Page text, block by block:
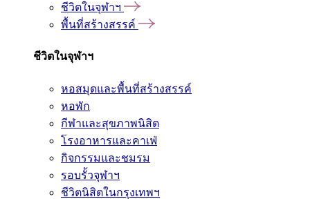
ชีวิตในจุฬาฯ
พื้นที่สร้างสรรค์
ชีวิตในจุฬาฯ
หอสมุดและพื้นที่สร้างสรรค์
หอพัก
กีฬาและสุขภาพนิสิต
โรงอาหารและคาเฟ่
กิจกรรมและชมรม
รอบรั้วจุฬาฯ
ชีวิตนิสิตในกรุงเทพฯ